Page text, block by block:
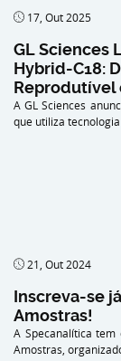
17, Out 2025
GL Sciences
Hybrid-C18:
Reprodutível
A GL Sciences
que utiliza
21, Out 2024
Inscreva-se
Amostras!
A Specanalítica
Amostras,